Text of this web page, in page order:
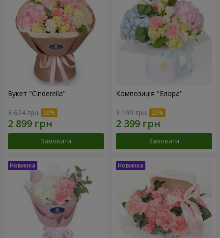
Букет "Cinderella"
3 624 грн
Замовити
Композиція "Елора"
3 199 грн
Замовити